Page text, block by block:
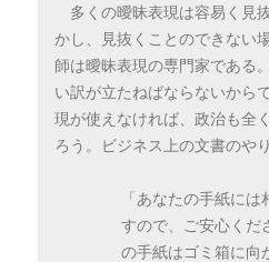
多くの曖昧表現は容易く見
かし、見抜くことのできない
師は曖昧表現の専門家である
い訳が立たねばならないから
現が使えなければ、政治も全
ろう。ビジネス上の文書のや
「あなたの手紙に
すので、ご安心くだ
の手紙はゴミ箱に向